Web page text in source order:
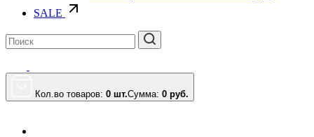
SALE
Кол.во товаров: 0 шт.Сумма: 0 руб.